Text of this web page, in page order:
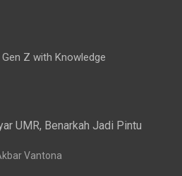
Z with Knowledge
UMR, Benarkah Jadi Pintu
Vantona